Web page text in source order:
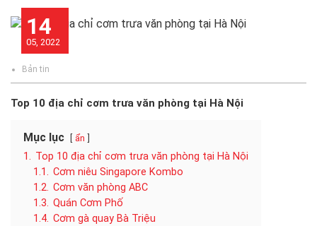
14
05, 2022
Bản tin
Top 10 địa chỉ cơm trưa văn phòng tại Hà Nội
Mục lục ẩn
1. Top 10 địa chỉ cơm trưa văn phòng tại Hà Nội
1.1. Cơm niêu Singapore Kombo
1.2. Cơm văn phòng ABC
1.3. Quán Cơm Phố
1.4. Cơm gà quay Bà Triệu